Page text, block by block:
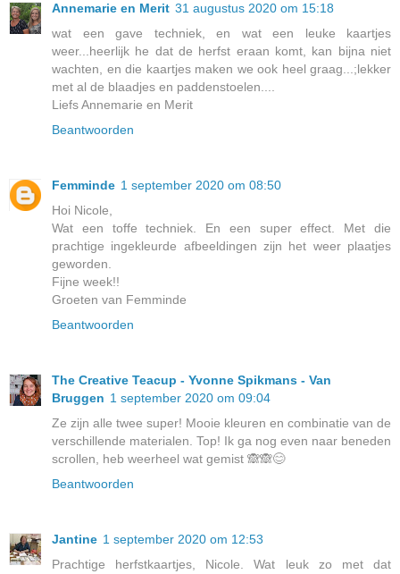
Annemarie en Merit 31 augustus 2020 om 15:18
wat een gave techniek, en wat een leuke kaartjes
weer...heerlijk he dat de herfst eraan komt, kan bijna niet
wachten, en die kaartjes maken we ook heel graag...;lekker
met al de blaadjes en paddenstoelen....
Liefs Annemarie en Merit
Beantwoorden
Femminde 1 september 2020 om 08:50
Hoi Nicole,
Wat een toffe techniek. En een super effect. Met die
prachtige ingekleurde afbeeldingen zijn het weer plaatjes
geworden.
Fijne week!!
Groeten van Femminde
Beantwoorden
The Creative Teacup - Yvonne Spikmans - Van
Bruggen 1 september 2020 om 09:04
Ze zijn alle twee super! Mooie kleuren en combinatie van de
verschillende materialen. Top! Ik ga nog even naar beneden
scrollen, heb weerheel wat gemist 🙈🙈😊
Beantwoorden
Jantine 1 september 2020 om 12:53
Prachtige herfstkaartjes, Nicole. Wat leuk zo met dat